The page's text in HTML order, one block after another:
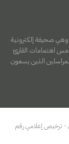
“آخر أخبار الأرض الإلكترونية عام 2024 م، وهي صحيفة إلكترونية
اهتمامات القارئ
الذين يسعون
- ترخيص إعلامي رقم